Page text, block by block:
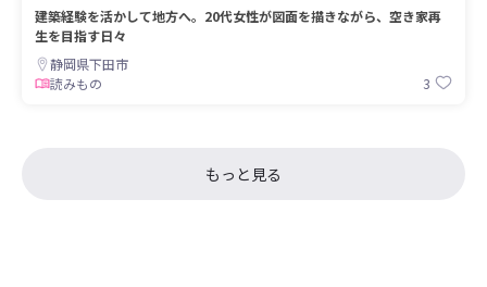
建築経験を活かして地方へ。20代女性が図面を描きながら、空き家再
生を目指す日々
静岡県下田市
読みもの
3
もっと見る